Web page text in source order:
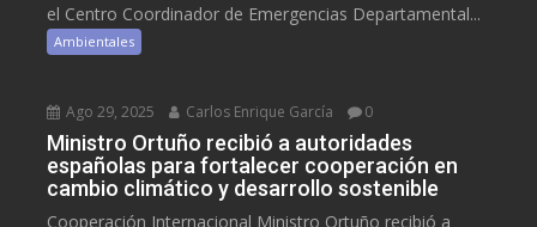
el Centro Coordinador de Emergencias Departamental...
Ambientales
Ago 29, 2025 Carlos Enrique García 0
Ministro Ortuño recibió a autoridades
españolas para fortalecer cooperación en
cambio climático y desarrollo sostenible
Cooperación Internacional Ministro Ortuño recibió a